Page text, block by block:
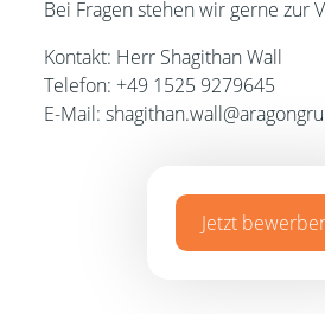
Bei Fragen stehen wir gerne zur
Kontakt: Herr Shagithan Wall
Telefon: +49 1525 9279645
E-Mail:
Jetzt